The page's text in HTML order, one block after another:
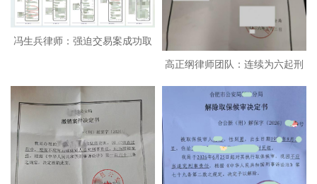
冯生兵律师：强迫交易案成功取
高正纲律师团队：连续为六起刑
案